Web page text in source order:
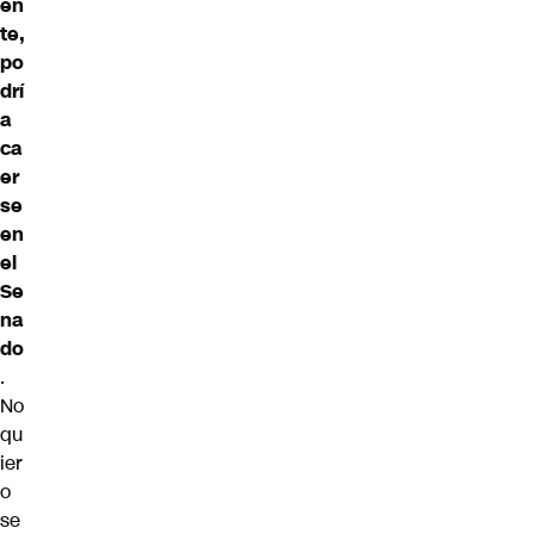
te,
po
drí
a
ca
er
se
en
el
Se
na
do
.
No
qu
ier
o
se